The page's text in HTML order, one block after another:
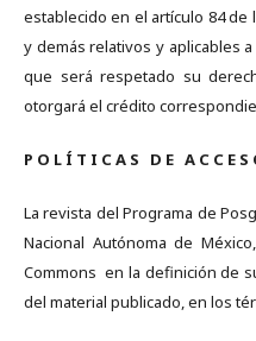
establecido en el artículo 84 de
y demás relativos y aplicables
que será respetado su
otorgará el crédito
P O L Í T I C A S D E A C C E
La revista del Programa de
Nacional Autónoma de
Commons en la definición de
del material publicado, en los